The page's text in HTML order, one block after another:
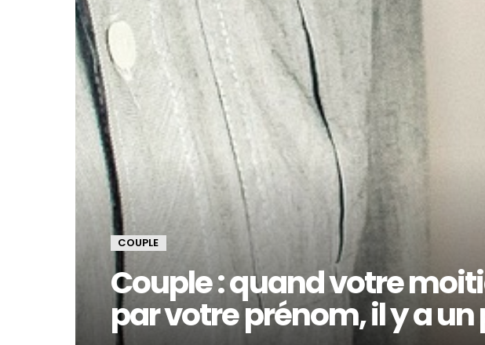
COUPLE
Couple : quand votre
par votre prénom, il y a